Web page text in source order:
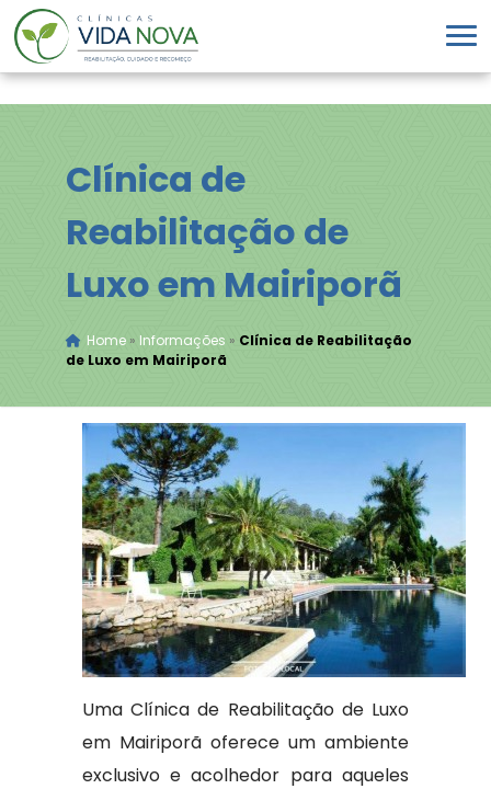
Clínica de
Reabilitação de
Luxo em Mairiporã
Home» Informações » Clínica de Reabilitação
de Luxo em Mairiporã
Uma Clínica de Reabilitação de Luxo
em Mairiporã oferece um ambiente
exclusivo e acolhedor para aqueles